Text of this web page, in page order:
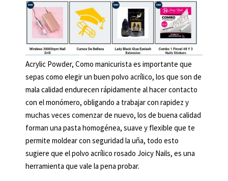
Acrylic Powder, Como manicurista es importante que
sepas como elegir un buen polvo acrílico, los que son de
mala calidad endurecen rápidamente al hacer contacto
con el monómero, obligando a trabajar con rapidez y
muchas veces comenzar de nuevo, los de buena calidad
forman una pasta homogénea, suave y flexible que te
permite moldear con seguridad la uña, todo esto
sugiere que el polvo acrílico rosado Joicy Nails, es una
herramienta que vale la pena probar.